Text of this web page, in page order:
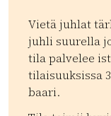
Vietä juhlat
juhli suurella
tila palvelee
tilaisuuksissa
baari.